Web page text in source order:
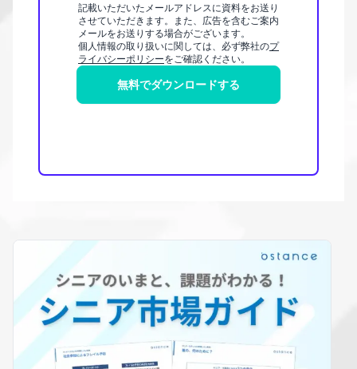
記載いただいたメールアドレスに資料をお送り
させていただきます。また、広告を含むご案内
メールをお送りする場合がございます。
個人情報の取り扱いに関しては、必ず弊社のプ
ライバシーポリシーをご確認ください。
無料でダウンロードする